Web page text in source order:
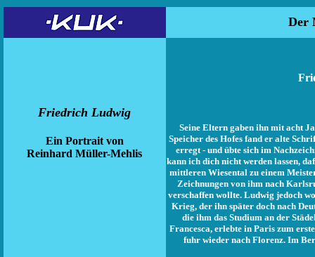
Der
Friedrich Ludwig
Ein Portrait von
Reinhard Müller-Mehlis
Seine Eltern gaben ihn mit acht
Speicher des Hofes fand er alte
erregt - und übte sich im
kann ich dich nicht werden lassen,
mittleren Wiesental zu einem
Zeichnungen von ihm nach
verschaffen wollte. Ludwig jedoch
Krieg, der ihn später doch nach
die ihm das Studium an der
Francesca, erlebte in Paris zum
fuhr wieder nach Florenz. Im